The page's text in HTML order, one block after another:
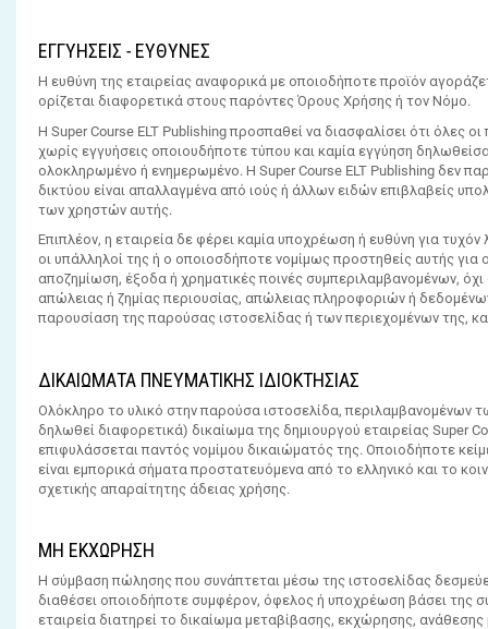
ΕΓΓΥΗΣΕΙΣ - ΕΥΘΥΝΕΣ
Η ευθύνη της εταιρείας αναφορικά με οποιοδήποτε προϊόν
ορίζεται διαφορετικά στους παρόντες Όρους Χρήσης ή τον Νόμο.
Η Super Course ELT Publishing προσπαθεί να διασφαλίσει ότι όλες
χωρίς εγγυήσεις οποιουδήποτε τύπου και καμία εγγύηση
ολοκληρωμένο ή ενημερωμένο. Η Super Course ELT Publishing δεν
δικτύου είναι απαλλαγμένα από ιούς ή άλλων ειδών επιβλαβείς
των χρηστών αυτής.
Επιπλέον, η εταιρεία δε φέρει καμία υποχρέωση ή ευθύνη για
οι υπάλληλοί της ή ο οποιοσδήποτε νομίμως προστηθείς αυτής
αποζημίωση, έξοδα ή χρηματικές ποινές συμπεριλαμβανομένων,
απώλειας ή ζημίας περιουσίας, απώλειας πληροφοριών ή
παρουσίαση της παρούσας ιστοσελίδας ή των περιεχομένων της,
ΔΙΚΑΙΩΜΑΤΑ ΠΝΕΥΜΑΤΙΚΗΣ ΙΔΙΟΚΤΗΣΙΑΣ
Ολόκληρο το υλικό στην παρούσα ιστοσελίδα, περιλαμβανομένων
δηλωθεί διαφορετικά) δικαίωμα της δημιουργού εταιρείας Super
επιφυλάσσεται παντός νομίμου δικαιώματός της. Οποιοδήποτε
είναι εμπορικά σήματα προστατευόμενα από το ελληνικό και το
σχετικής απαραίτητης άδειας χρήσης.
ΜΗ ΕΚΧΩΡΗΣΗ
Η σύμβαση πώλησης που συνάπτεται μέσω της ιστοσελίδας
διαθέσει οποιοδήποτε συμφέρον, όφελος ή υποχρέωση βάσει της
εταιρεία διατηρεί το δικαίωμα μεταβίβασης, εκχώρησης,